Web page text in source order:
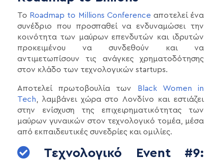
Το Roadmap to Millions Conference αποτελεί ένα
συνέδριο που προσπαθεί να ενδυναμώσει την
κοινότητα των μαύρων επενδυτών και ιδρυτών
προκειμένου να συνδεθούν και να
αντιμετωπίσουν τις ανάγκες χρηματοδότησης
στον κλάδο των τεχνολογικών startups.
Αποτελεί πρωτοβουλία των
Black Women in
Tech, λαμβάνει χώρα στο Λονδίνο και εστιάζει
στην ενίσχυση της επιχειρηματικότητας των
μαύρων γυναικών στον τεχνολογικό τομέα, μέσα
από εκπαιδευτικές συνεδρίες και ομιλίες.
Τεχνολογικό Event #9: